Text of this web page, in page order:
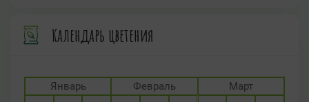
Календарь цветения
Январь Февраль Март